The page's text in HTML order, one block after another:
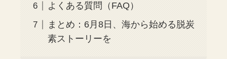
よくある質問（FAQ）
まとめ：6月8日、海から始める脱炭
素ストーリーを